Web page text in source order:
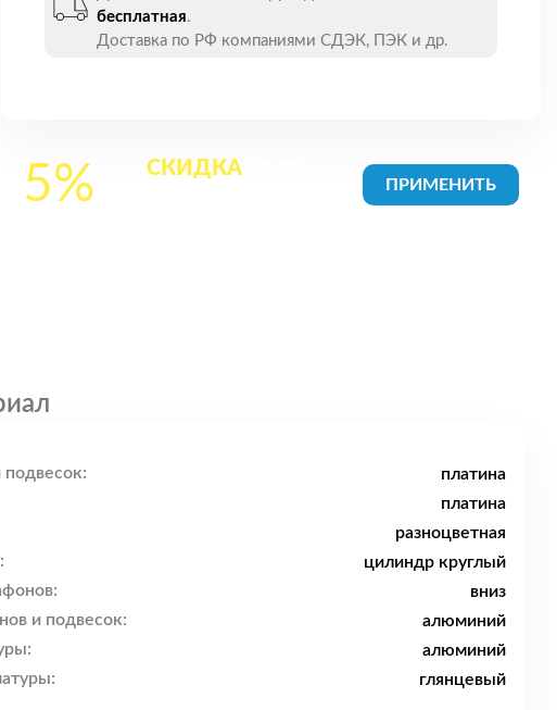
бесплатная.
Доставка по РФ компаниями СДЭК, ПЭК и др.
5% СКИДКА
платина
платина
разноцветная
цилиндр круглый
вниз
и подвесок:
алюминий
алюминий
глянцевый